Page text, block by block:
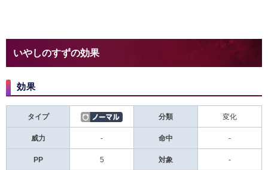
いやしのすずの効果
効果
タイプ 分類 変化
威力 - 命中 -
PP 5 対象 -